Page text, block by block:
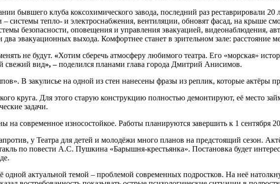
бывшего клуба коксохимического завода, последний раз реставрировали
тепло- и электроснабжения, вентиляции, обновят фасад, на крыше
безопасности, оповещения и управления эвакуацией, видеонаблюдения,
эвакуационных выхода. Комфортнее станет в зрительном зале: расстояние
не будут. «Хотим сберечь атмосферу любимого театра. Его «морская»
свежий вид», –поделился планами глава города Дмитрий Анисимов.
В закулисье на одной из стен нанесены фразы из реплик, которые актёры
круга. Для этого старую конструкцию полностью демонтируют, её место
задачи.
современное износостойкое. Работы планируются завершить к 1 сентября
у Театра для детей и молодёжи много планов на предстоящий сезон.
по повести А.С. Пушкина «Барышня-крестьянка». Постановка будет
актуальной темой – проблемой современных подростков. На неё